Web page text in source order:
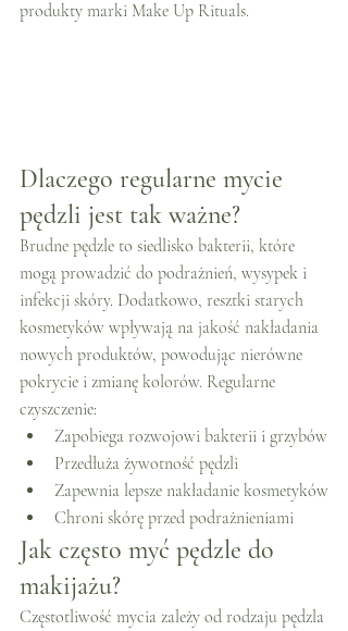
produkty marki Make Up Rituals.
Dlaczego regularne mycie
pędzli jest tak ważne?
Brudne pędzle to siedlisko bakterii, które
mogą prowadzić do podrażnień, wysypek i
infekcji skóry. Dodatkowo, resztki starych
kosmetyków wpływają na jakość nakładania
nowych produktów, powodując nierówne
pokrycie i zmianę kolorów. Regularne
czyszczenie:
Zapobiega rozwojowi bakterii i grzybów
Przedłuża żywotność pędzli
Zapewnia lepsze nakładanie kosmetyków
Chroni skórę przed podrażnieniami
Jak często myć pędzle do
makijażu?
Częstotliwość mycia zależy od rodzaju pędzla